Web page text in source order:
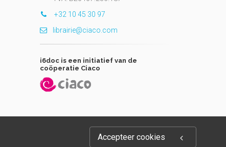
Accepteer cookies
+32 10 45 30 97
librairie@ciaco.com
i6doc is een initiatief van de
coöperatie Ciaco